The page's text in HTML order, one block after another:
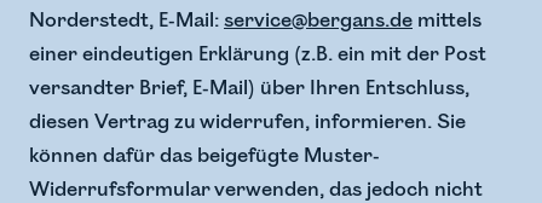
Norderstedt, E-Mail: service@bergans.de mittels
einer eindeutigen Erklärung (z.B. ein mit der Post
versandter Brief, E-Mail) über Ihren Entschluss,
diesen Vertrag zu widerrufen, informieren. Sie
können dafür das beigefügte Muster-
Widerrufsformular verwenden, das jedoch nicht